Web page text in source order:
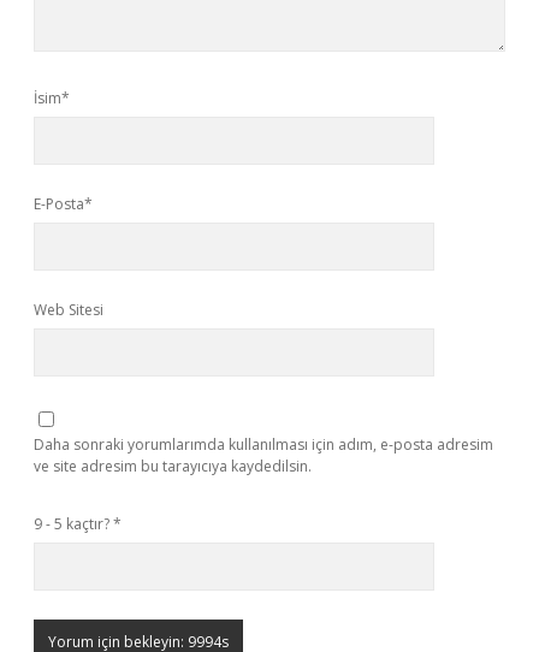
İsim*
E-Posta*
Web Sitesi
Daha sonraki yorumlarımda kullanılması için adım, e-posta adresim
ve site adresim bu tarayıcıya kaydedilsin.
9 - 5 kaçtır?*